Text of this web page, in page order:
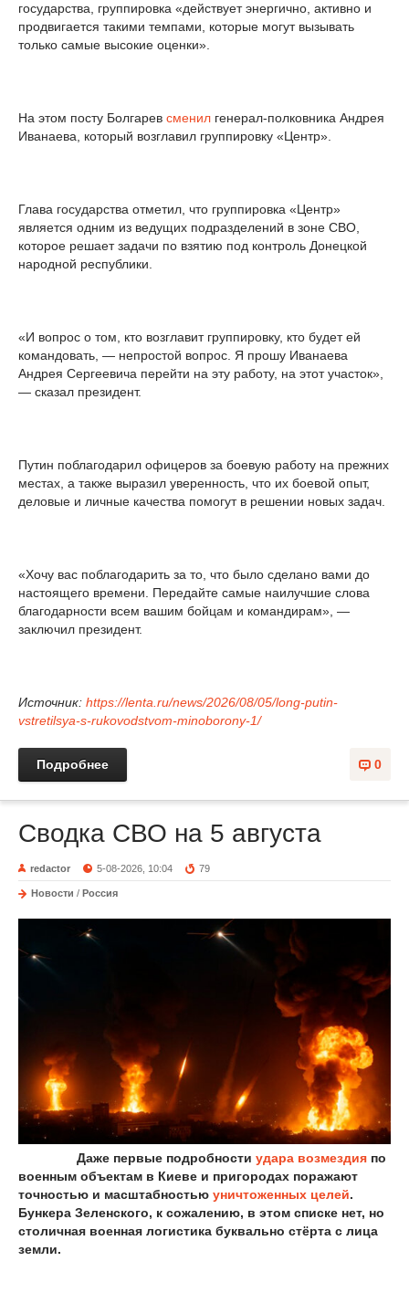
государства, группировка «действует энергично, активно и
продвигается такими темпами, которые могут вызывать
только самые высокие оценки».
На этом посту Болгарев сменил генерал-полковника Андрея
Иванаева, который возглавил группировку «Центр».
Глава государства отметил, что группировка «Центр»
является одним из ведущих подразделений в зоне СВО,
которое решает задачи по взятию под контроль Донецкой
народной республики.
«И вопрос о том, кто возглавит группировку, кто будет ей
командовать, — непростой вопрос. Я прошу Иванаева
Андрея Сергеевича перейти на эту работу, на этот участок»,
— сказал президент.
Путин поблагодарил офицеров за боевую работу на прежних
местах, а также выразил уверенность, что их боевой опыт,
деловые и личные качества помогут в решении новых задач.
«Хочу вас поблагодарить за то, что было сделано вами до
настоящего времени. Передайте самые наилучшие слова
благодарности всем вашим бойцам и командирам», —
заключил президент.
Источник: https://lenta.ru/news/2026/08/05/long-putin-
vstretilsya-s-rukovodstvom-minoborony-1/
0
Подробнее
Сводка СВО на 5 августа
redactor 5-08-2026, 10:04 79
Новости / Россия
Даже первые подробности удара возмездия по
военным объектам в Киеве и пригородах поражают
точностью и масштабностью уничтоженных целей.
Бункера Зеленского, к сожалению, в этом списке нет, но
столичная военная логистика буквально стёрта с лица
земли.